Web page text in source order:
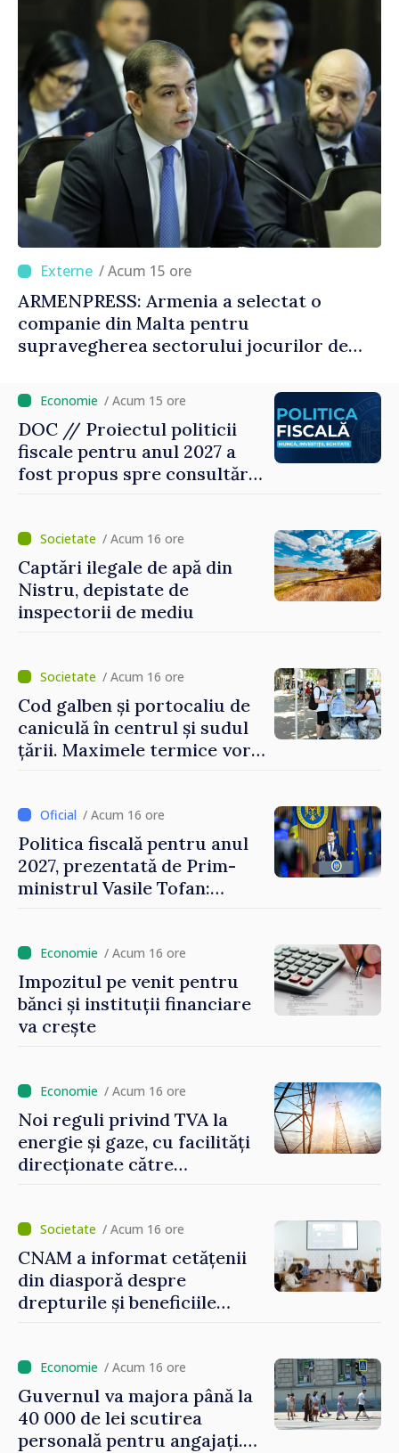
/ Acum 15 ore
ARMENPRESS: Armenia a selectat o
companie din Malta pentru
supravegherea sectorului jocurilor de
/ Acum 15 ore
DOC // Proiectul politicii
fiscale pentru anul 2027 a
fost propus spre consultări
/ Acum 16 ore
Captări ilegale de apă din
Nistru, depistate de
inspectorii de mediu
/ Acum 16 ore
Cod galben și portocaliu de
caniculă în centrul și sudul
țării. Maximele termice vor
/ Acum 16 ore
Politica fiscală pentru anul
2027, prezentată de Prim-
ministrul Vasile Tofan:
taxare mai echitabilă
/ Acum 16 ore
Impozitul pe venit pentru
bănci și instituții financiare
va crește
/ Acum 16 ore
Noi reguli privind TVA la
energie și gaze, cu facilități
direcționate către
/ Acum 16 ore
CNAM a informat cetățenii
din diasporă despre
drepturile și beneficiile
/ Acum 16 ore
Guvernul va majora până la
40 000 de lei scutirea
personală pentru angajați.